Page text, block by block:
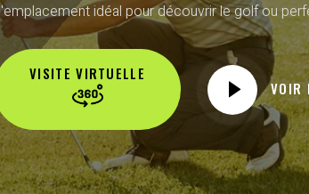
idéal pour découvrir le golf ou
VISITE VIRTUELLE
VOIR